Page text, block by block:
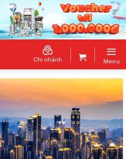
Chi nhánh Menu